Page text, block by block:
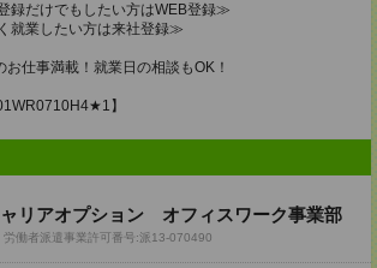
録だけでもしたい方はWEB登録≫
就業したい方は来社登録≫
仕事満載！就業日の相談もOK！
】
リアオプション オフィスワーク事業部
労働者派遣事業許可番号:派13-070490